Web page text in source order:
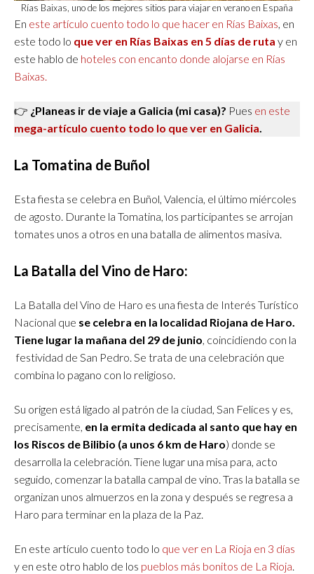
Rías Baixas, uno de los mejores sitios para viajar en verano en España
En este artículo cuento todo lo que hacer en Rías Baixas, en
este todo lo que ver en Rías Baixas en 5 días de ruta y en
este hablo de hoteles con encanto donde alojarse en Rías
Baixas.
👉 ¿Planeas ir de viaje a Galicia (mi casa)? Pues en este
mega-artículo cuento todo lo que ver en Galicia.
La Tomatina de Buñol
Esta fiesta se celebra en Buñol, Valencia, el último miércoles
de agosto. Durante la Tomatina, los participantes se arrojan
tomates unos a otros en una batalla de alimentos masiva.
La Batalla del Vino de Haro:
La Batalla del Vino de Haro es una fiesta de Interés Turístico
Nacional que se celebra en la localidad Riojana de Haro.
Tiene lugar la mañana del 29 de junio, coincidiendo con la
festividad de San Pedro. Se trata de una celebración que
combina lo pagano con lo religioso.
Su origen está ligado al patrón de la ciudad, San Felices y es,
precisamente, en la ermita dedicada al santo que hay en
los Riscos de Bilibio (a unos 6 km de Haro) donde se
desarrolla la celebración. Tiene lugar una misa para, acto
seguido, comenzar la batalla campal de vino. Tras la batalla se
organizan unos almuerzos en la zona y después se regresa a
Haro para terminar en la plaza de la Paz.
En este artículo cuento todo lo que ver en La Rioja en 3 días
y en este otro hablo de los pueblos más bonitos de La Rioja.